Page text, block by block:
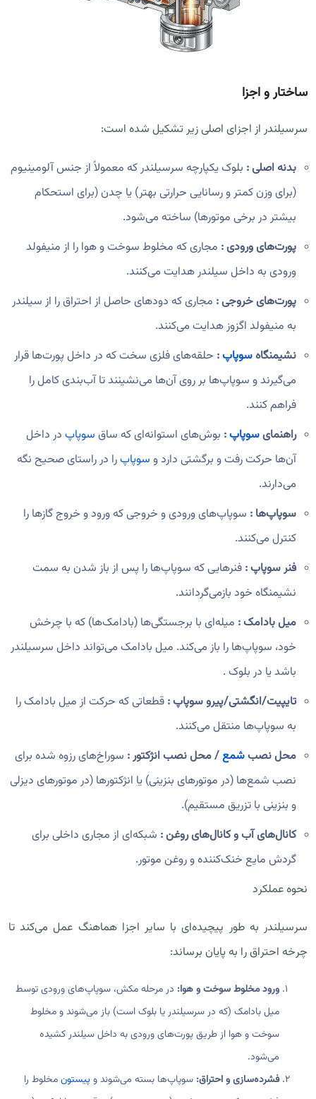
ساختار و اجزا
سرسیلندر از اجزای اصلی زیر تشکیل شده است:
بدنه اصلی : بلوک یکپارچه سرسیلندر که معمولاً از جنس آلومینیوم
(برای وزن کمتر و رسانایی حرارتی بهتر) یا چدن (برای استحکام
بیشتر در برخی موتورها) ساخته می‌شود.
پورت‌های ورودی : مجاری که مخلوط سوخت و هوا را از منیفولد
ورودی به داخل سیلندر هدایت می‌کنند.
پورت‌های خروجی : مجاری که دودهای حاصل از احتراق را از سیلندر
به منیفولد اگزوز هدایت می‌کنند.
نشیمنگاهسوپاپ: حلقه‌های فلزی سخت که در داخل پورت‌ها قرار
می‌گیرند و سوپاپ‌ها بر روی آن‌ها می‌نشینند تا آب‌بندی کامل را
فراهم کنند.
راهنمایسوپاپ: بوش‌های استوانه‌ای که ساق سوپاپ در داخل
آن‌ها حرکت رفت و برگشتی دارد و سوپاپرا در راستای صحیح نگه
می‌دارند.
سوپاپ‌ها : سوپاپ‌های ورودی و خروجی که ورود و خروج گازها را
کنترل می‌کنند.
فنر سوپاپ : فنرهایی که سوپاپ‌ها را پس از باز شدن به سمت
نشیمنگاه خود بازمی‌گردانند.
میل بادامک : میله‌ای با برجستگی‌ها (بادامک‌ها) که با چرخش
خود، سوپاپ‌ها را باز می‌کند. میل بادامک می‌تواند داخل سرسیلندر
باشد یا در بلوک .
تایپیت/انگشتی/پیرو سوپاپ : قطعاتی که حرکت از میل بادامک را
به سوپاپ‌ها منتقل می‌کنند.
محل نصبشمع/ محل نصب انژکتور : سوراخ‌های رزوه شده برای
نصب شمع‌ها (در موتورهای بنزینی) یا انژکتورها (در موتورهای دیزلی
و بنزینی با تزریق مستقیم).
کانال‌های آب و کانال‌های روغن : شبکه‌ای از مجاری داخلی برای
گردش مایع خنک‌کننده و روغن موتور.
نحوه عملکرد
سرسیلندر به طور پیچیده‌ای با سایر اجزا هماهنگ عمل می‌کند تا
چرخه احتراق را به پایان برساند:
ورود مخلوط سوخت و هوا: در مرحله مکش، سوپاپ‌های ورودی توسط
میل بادامک (که در سرسیلندر یا بلوک است) باز می‌شوند و مخلوط
سوخت و هوا از طریق پورت‌های ورودی به داخل سیلندر کشیده
می‌شود.
فشرده‌سازی و احتراق: سوپاپ‌ها بسته می‌شوند وپیستونمخلوط را